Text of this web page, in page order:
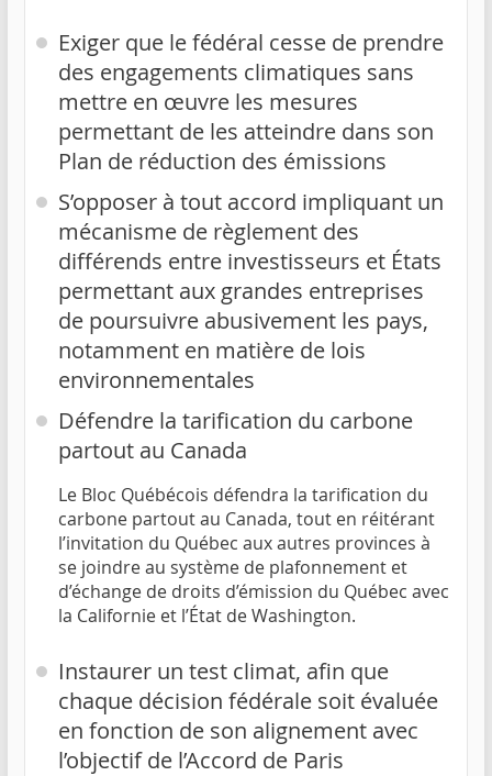
Exiger que le fédéral cesse de prendre
des engagements climatiques sans
mettre en œuvre les mesures
permettant de les atteindre dans son
Plan de réduction des émissions
S’opposer à tout accord impliquant un
mécanisme de règlement des
différends entre investisseurs et États
permettant aux grandes entreprises
de poursuivre abusivement les pays,
notamment en matière de lois
environnementales
Défendre la tarification du carbone
partout au Canada
Le Bloc Québécois défendra la tarification du
carbone partout au Canada, tout en réitérant
l’invitation du Québec aux autres provinces à
se joindre au système de plafonnement et
d’échange de droits d’émission du Québec avec
la Californie et l’État de Washington.
Instaurer un test climat, afin que
chaque décision fédérale soit évaluée
en fonction de son alignement avec
l’objectif de l’Accord de Paris